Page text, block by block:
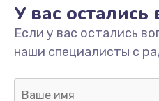
от
Замена
У вас остались
Если у вас остались
наши специалисты с